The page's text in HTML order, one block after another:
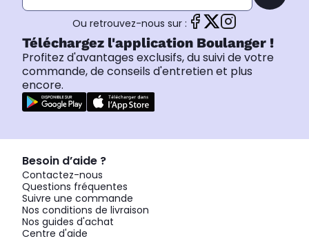
Ou retrouvez-nous sur :
Téléchargez l'application Boulanger !
Profitez d'avantages exclusifs, du suivi de votre
commande, de conseils d'entretien et plus
encore.
Besoin d’aide ?
Contactez-nous
Questions fréquentes
Suivre une commande
Nos conditions de livraison
Nos guides d'achat
Centre d'aide